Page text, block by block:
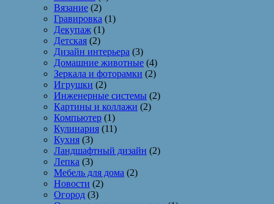
Вязание (2)
Гравировка (1)
Декупаж (1)
Детская (2)
Дизайн интерьера (3)
Домашние животные (4)
Зеркала и фоторамки (2)
Игрушки (2)
Инженерные системы (2)
Картины и коллажи (2)
Компьютер (1)
Кулинария (11)
Кухня (3)
Ландшафтный дизайн (2)
Лепка (3)
Мебель для дома (2)
Новости (2)
Огород (3)